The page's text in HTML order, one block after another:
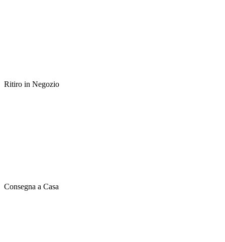
Ritiro in Negozio
Consegna a Casa